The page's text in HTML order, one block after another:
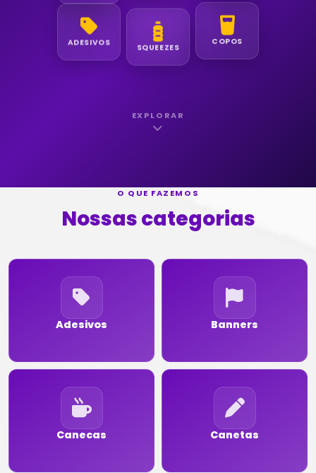
ADESIVOS SQUEEZES COPOS
EXPLORAR
O QUE FAZEMOS
Nossas categorias
Adesivos Banners
Canecas Canetas